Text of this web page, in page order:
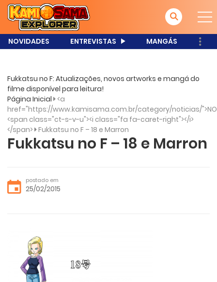
NOVIDADES ENTREVISTAS MANGÁS
Fukkatsu no F: Atualizações, novos artworks e mangá do
filme disponível para leitura!
Página Inicial <a
href="https://www.kamisama.com.br/category/noticias/
<span class="ct-s-v-u"><i class="fa fa-caret-right"></i>
</span> Fukkatsu no F – 18 e Marron
Fukkatsu no F – 18 e Marron
postado em
25/02/2015